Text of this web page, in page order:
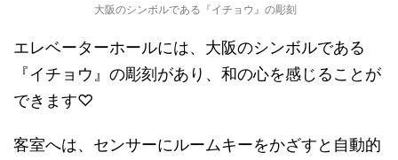
大阪のシンボルである『イチョウ』の彫刻
エレベーターホールには、大阪のシンボルである
『イチョウ』の彫刻があり、和の心を感じることが
できます♡
客室へは、センサーにルームキーをかざすと自動的